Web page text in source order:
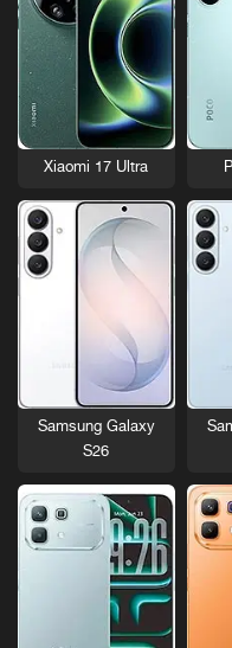
Xiaomi 17 Ultra
Samsung Galaxy
S26